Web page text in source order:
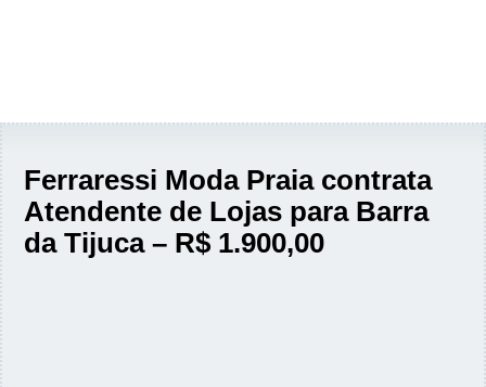
Ferraressi Moda Praia contrata
Atendente de Lojas para Barra
da Tijuca – R$ 1.900,00